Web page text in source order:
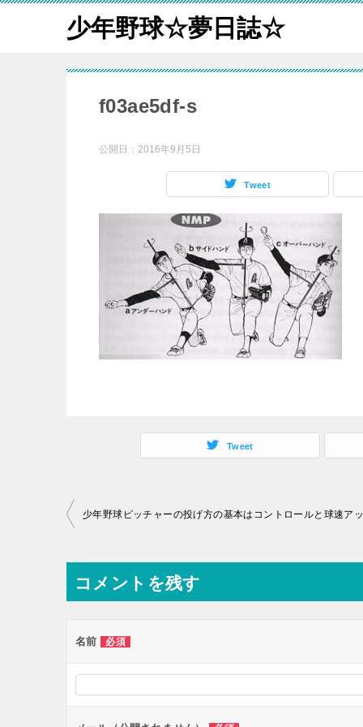
少年野球☆夢日誌☆
f03ae5df-s
公開日： 2016年9月5日
Tweet
Tweet
投
ナ
ビ
ー
ョ
ン
少年野球ピッチャーの投げ方の基本はコントロールと球速ア
コメントを残す
名前 必須